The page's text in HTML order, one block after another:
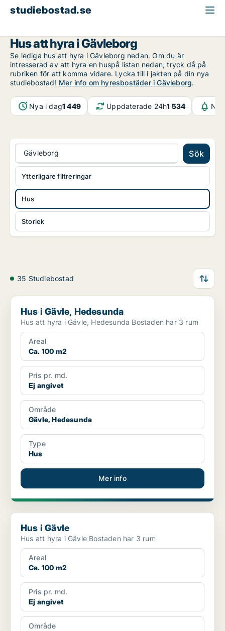
studiebostad.se
Hus att hyra i Gävleborg
Se lediga hus att hyra i Gävleborg nedan. Om du är
intresserad av att hyra en huspå listan nedan, tryck då på
rubriken för att komma vidare. Lycka till i jakten på din nya
studiebostad! Mer info om hyresbostäder i Gävleborg.
Nya i dag1 449 Uppdaterade 24h1 534
Gävleborg Sök
Hus
Storlek
Ytterligare filtreringar
35 Studiebostad
Hus i Gävle, Hedesunda
Hus i Gävle, Hedesunda
Hus att hyra i Gävle, Hedesunda Bostaden har 3 rum
Areal
Ca. 100 m2
Pris pr. md.
Ej angivet
Område
Gävle, Hedesunda
Type
Hus
Mer info
Hus i Gävle
Hus i Gävle
Hus att hyra i Gävle Bostaden har 3 rum
Areal
Ca. 100 m2
Pris pr. md.
Ej angivet
Område